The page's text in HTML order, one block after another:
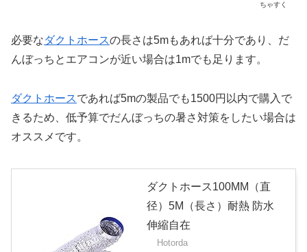
ちゃすく
必要なダクトホースの長さは5mもあれば十分であり、だ
んぼっちとエアコンが近い場合は1mでも足ります。
ダクトホースであれば5mの製品でも1500円以内で購入で
きるため、低予算でだんぼっちの暑さ対策をしたい場合は
オススメです。
ダクトホース100MM（直
径）5M（長さ）耐熱 防水
伸縮自在
Hotorda